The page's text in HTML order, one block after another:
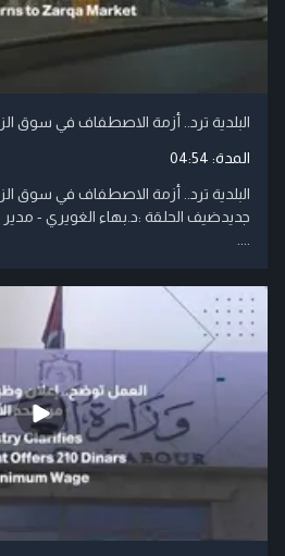
البلدية ترد.. أزمة الاصطفاف في سوق
المدة: 04:54
البلدية ترد.. أزمة الاصطفاف في سوق
جديدضيف الحلقة :د.بهاء الغويري - مدير